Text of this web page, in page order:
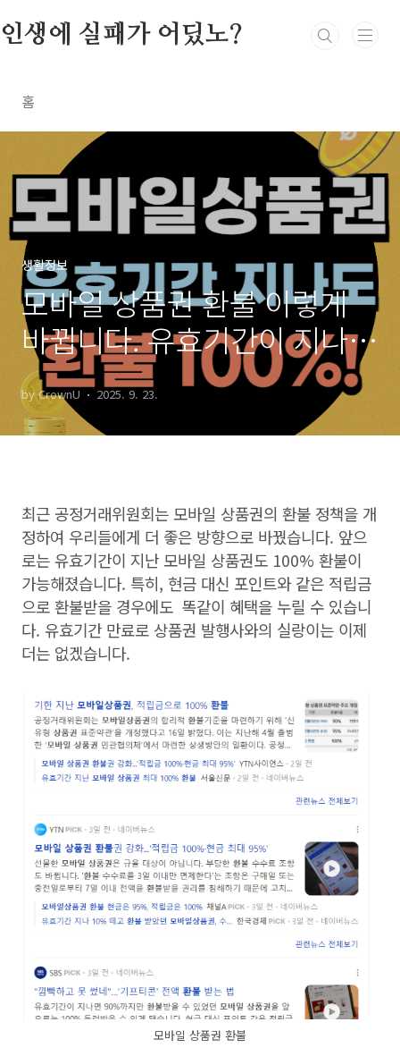
인생에 실패가 어딨노?
홈
생활정보
모바일 상품권 환불 이렇게
바뀝니다. 유효기간이 지나도
100% 환불 가능
by CrownU 2025. 9. 23.
최근 공정거래위원회는 모바일 상품권의 환불 정책을 개
정하여 우리들에게 더 좋은 방향으로 바꿨습니다. 앞으
로는 유효기간이 지난 모바일 상품권도 100% 환불이
가능해졌습니다. 특히, 현금 대신 포인트와 같은 적립금
으로 환불받을 경우에도 똑같이 혜택을 누릴 수 있습니
다. 유효기간 만료로 상품권 발행사와의 실랑이는 이제
더는 없겠습니다.
모바일 상품권 환불